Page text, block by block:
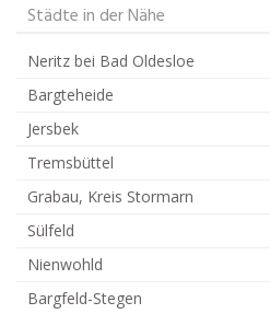
Städte in der Nähe
Neritz bei Bad Oldesloe
Bargteheide
Jersbek
Tremsbüttel
Grabau, Kreis Stormarn
Sülfeld
Nienwohld
Bargfeld-Stegen